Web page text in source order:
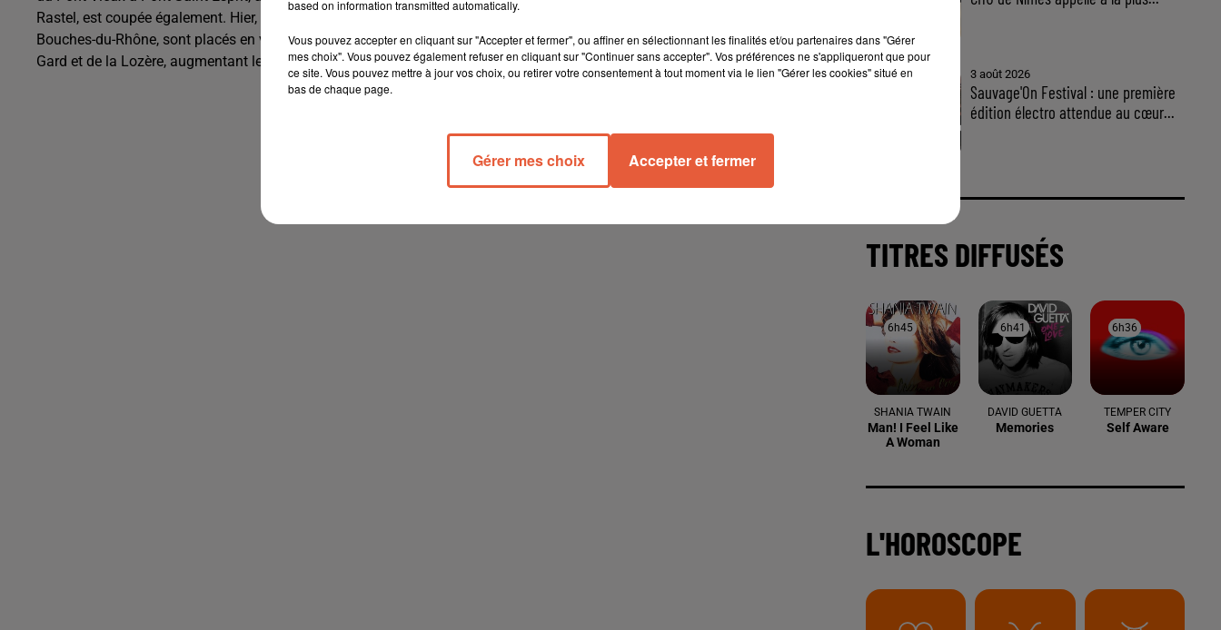
Rastel, est coupée également. Hier, 114 familles ont été évacuées à Pont-Saint-Esprit. Le département du Gard, ainsi que les
Bouches-du-Rhône, sont placés en vigilance orange crues. Les transports scolaires sont suspendus dans plusieurs zones du
Gard et de la Lozère, augmentant les perturbations.
3 août 2026
Sauvage'On Festival : une première
édition électro attendue au cœur...
TITRES DIFFUSÉS
6h45
6h45
SHANIA TWAIN
Man! I Feel Like
A Woman
6h41
6h41
DAVID GUETTA
Memories
6h36
6h36
TEMPER CITY
Self Aware
L'HOROSCOPE
based on information transmitted automatically.
Vous pouvez accepter en cliquant sur "Accepter et fermer", ou affiner en sélectionnant les finalités et/ou partenaires dans "Gérer
mes choix". Vous pouvez également refuser en cliquant sur "Continuer sans accepter". Vos préférences ne s'appliqueront que pour
ce site. Vous pouvez mettre à jour vos choix, ou retirer votre consentement à tout moment via le lien "Gérer les cookies" situé en
bas de chaque page.
Gérer mes choix Accepter et fermer